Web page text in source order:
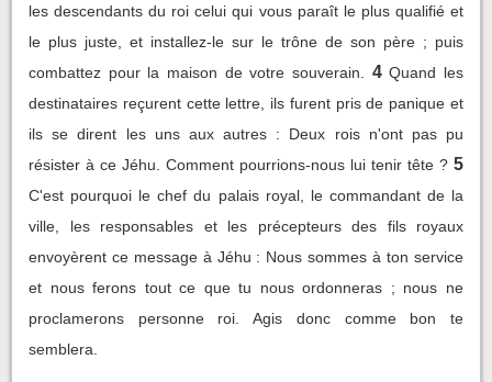
les descendants du roi celui qui vous paraît le plus qualifié et
le plus juste, et installez-le sur le trône de son père ; puis
combattez pour la maison de votre souverain.
4 Quand les
destinataires reçurent cette lettre, ils furent pris de panique et
ils se dirent les uns aux autres : Deux rois n'ont pas pu
résister à ce Jéhu. Comment pourrions-nous lui tenir tête ? 5
C'est pourquoi le chef du palais royal, le commandant de la
ville, les responsables et les précepteurs des fils royaux
envoyèrent ce message à Jéhu : Nous sommes à ton service
et nous ferons tout ce que tu nous ordonneras ; nous ne
proclamerons personne roi. Agis donc comme bon te
semblera.